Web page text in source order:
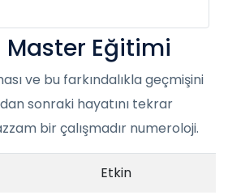
Eğitimi
ve bu farkındalıkla geçmişini
sonraki hayatını tekrar
bir çalışmadır numeroloji.
Etkin